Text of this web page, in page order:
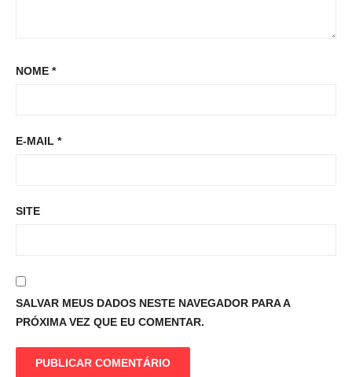
NOME *
E-MAIL *
SITE
SALVAR MEUS DADOS NESTE NAVEGADOR PARA A
PRÓXIMA VEZ QUE EU COMENTAR.